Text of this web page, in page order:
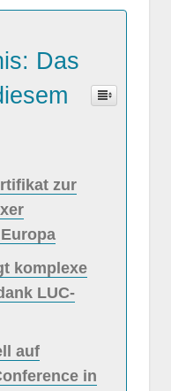
Das
zur
komplexe
LUC-
auf
in